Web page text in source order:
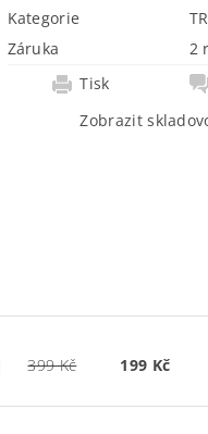
Kategorie
Záruka
2
Tisk
Zobrazit
399 Kč 199 Kč